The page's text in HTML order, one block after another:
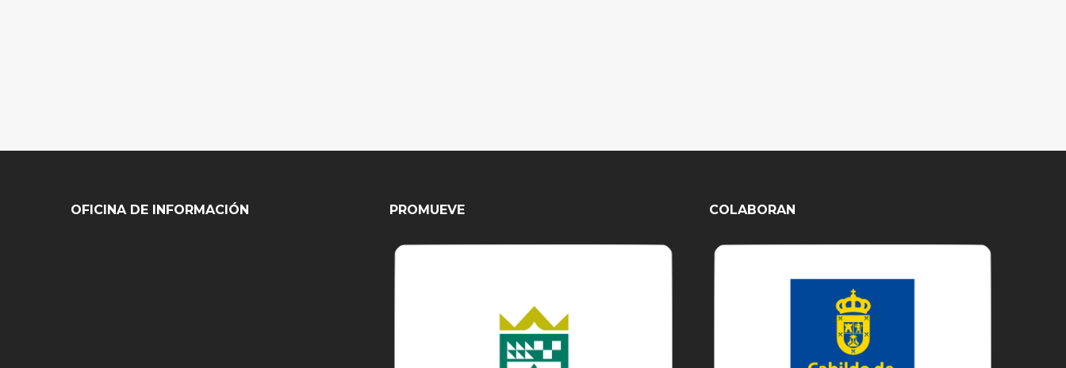
OFICINA DE INFORMACIÓN PROMUEVE COLABORAN